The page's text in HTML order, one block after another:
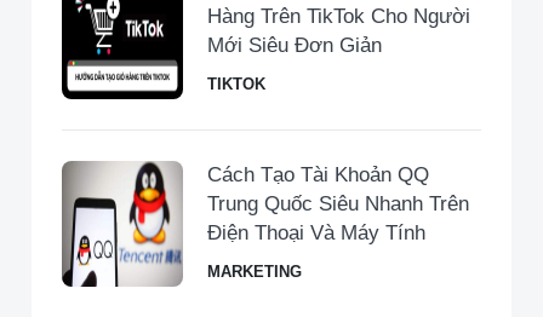
Hàng Trên TikTok Cho Người
Mới Siêu Đơn Giản
TIKTOK
Cách Tạo Tài Khoản QQ
Trung Quốc Siêu Nhanh Trên
Điện Thoại Và Máy Tính
MARKETING